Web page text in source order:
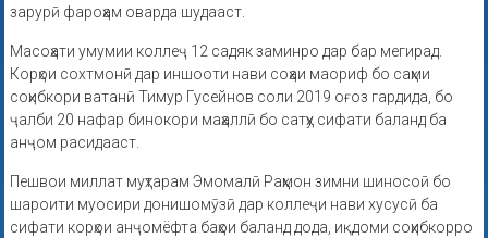
зарурӣ фароҳам оварда шудааст.
Масоҳати умумии коллеҷ 12 садяк заминро дар бар мегирад.
Корҳои сохтмонӣ дар иншооти нави соҳаи маориф бо саҳми
соҳибкори ватанӣ Тимур Гусейнов соли 2019 оғоз гардида, бо
ҷалби 20 нафар бинокори маҳаллӣ бо сатҳу сифати баланд ба
анҷом расидааст.
Пешвои миллат муҳтарам Эмомалӣ Раҳмон зимни шиносоӣ бо
шароити муосири донишомӯзӣ дар коллеҷи нави хусусӣ ба
сифати корҳои анҷомёфта баҳои баланд дода, иқдоми соҳибкорро